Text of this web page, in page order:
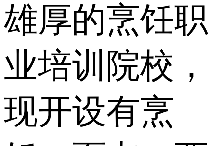
雄厚的烹饪职
业培训院校，
现开设有烹